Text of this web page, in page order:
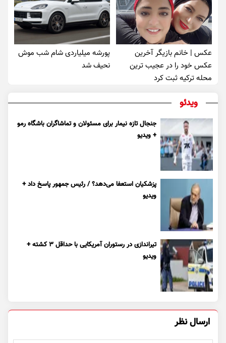
عکس | خانم بازیگر آخرین
عکس خود را در عجیب ترین
محله ترکیه ثبت کرد
پورشه میلیاردی شام شب موش‌
نحیف شد
ویدئو
جنجال تازه نیمار برای مسئولان و تماشاگران باشگاه رمو
+ ویدیو
پزشکیان استعفا می‌دهد؟ / رئیس جمهور پاسخ داد +
ویدیو
تیراندازی در رستوران آمریکایی با حداقل ۳ کشته +
ویدیو
ارسال نظر